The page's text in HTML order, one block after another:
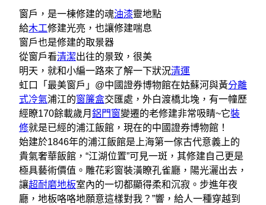
窗戶，是一棟修建的魂油漆靈地點
給木工修建光亮，也讓修建喘息
窗戶也是修建的取景器
從窗戶看清潔出往的景致，很美
明天，就和小編一路來了解一下狀況清運
虹口「最美窗戶」@中國證券博物館在姑蘇河與黃分離
式冷氣浦江的窗簾盒交匯處，外白渡橋北堍，有一幢歷
經瞭170餘載歲月 鋁門窗變遷的老修建非常吸睛~它裝
修就是已經的浦江飯館，現在的中國證券博物館！
始建於1846年的浦江飯館是上海第一傢古代意義上的
貴氣奢華飯館，“江湖位置”可見一斑，其修建自己更是
極具藝術價值。 雕花彩窗裝潢瞭孔雀廳，陽光灑出去，
讓超耐磨地板室內的一切都顯得柔和沉寂。步進年夜
廳，地板咯咯地願意這樣對我？”響，給人一種穿越到